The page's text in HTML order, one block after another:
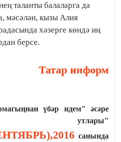
таланты балаларга да
мәсәлән, кызы Алия
хәзерге көндә иң
берсе.
Татар информ
үбәр идем" әсәре
утлары"
санында